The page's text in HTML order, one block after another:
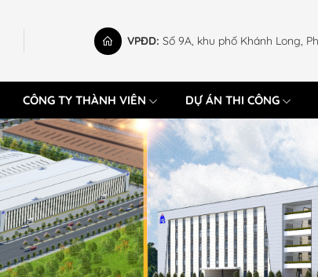
VPĐD: Số 9A, khu phố Khánh Long,
CÔNG TY THÀNH VIÊN DỰ ÁN THI CÔNG